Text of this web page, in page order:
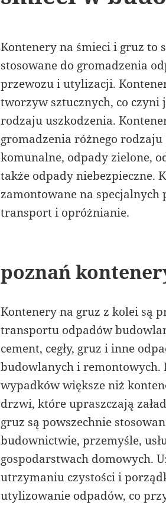
Kontenery na śmieci i gruz to
stosowane do gromadzenia
przewozu i utylizacji.
tworzyw sztucznych, co
rodzaju uszkodzenia.
gromadzenia różnego
komunalne, odpady zielone,
także odpady niebezpieczne.
zamontowane na specjalnych
transport i opróżnianie.
poznań
Kontenery na gruz z kolei są
transportu odpadów
cement, cegły, gruz i inne
budowlanych i remontowych.
wypadków większe niż
drzwi, które upraszczają
gruz są powszechnie
budownictwie, przemyśle,
gospodarstwach domowych.
utrzymaniu czystości i
utylizowanie odpadów, co